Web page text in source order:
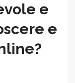
e
e